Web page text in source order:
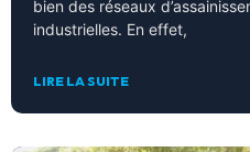
bien des réseaux
industrielles. En effet,
LIRE LA SUITE